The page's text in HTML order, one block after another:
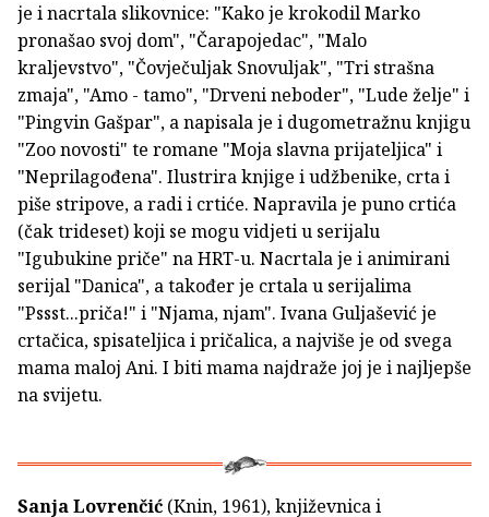
je i nacrtala slikovnice: "Kako je krokodil Marko
pronašao svoj dom", "Čarapojedac", "Malo
kraljevstvo", "Čovječuljak Snovuljak", "Tri strašna
zmaja", "Amo - tamo", "Drveni neboder", "Lude želje" i
"Pingvin Gašpar", a napisala je i dugometražnu knjigu
"Zoo novosti" te romane "Moja slavna prijateljica" i
"Neprilagođena". Ilustrira knjige i udžbenike, crta i
piše stripove, a radi i crtiće. Napravila je puno crtića
(čak trideset) koji se mogu vidjeti u serijalu
"Igubukine priče" na HRT-u. Nacrtala je i animirani
serijal "Danica", a također je crtala u serijalima
"Pssst...priča!" i "Njama, njam". Ivana Guljašević je
crtačica, spisateljica i pričalica, a najviše je od svega
mama maloj Ani. I biti mama najdraže joj je i najljepše
na svijetu.
Sanja Lovrenčić (Knin, 1961), književnica i